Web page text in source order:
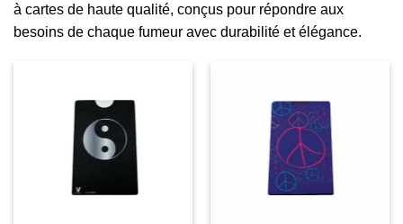
à cartes de haute qualité, conçus pour répondre aux
besoins de chaque fumeur avec durabilité et élégance.